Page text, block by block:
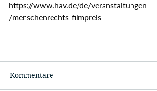
https://www.hav.de/de/veranstaltungen
/menschenrechts-filmpreis
Kommentare